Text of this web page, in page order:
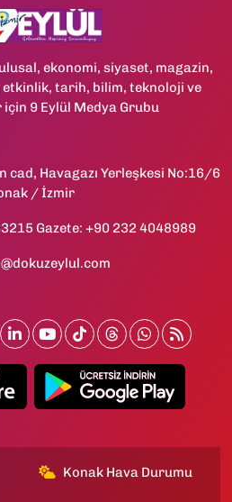
ekonomi, siyaset, magazin,
tarih, bilim, teknoloji ve
9 Eylül Medya Grubu
cad, Havagazı Yerleşkesi No:16/6
/ İzmir
Gazete: +90 232 4048989
Konak Hava Durumu